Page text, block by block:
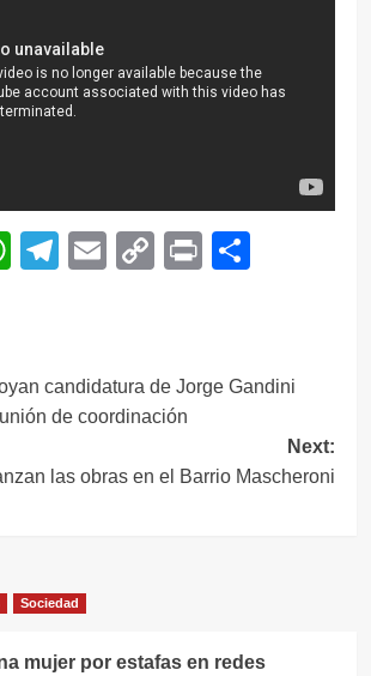
WhatsApp
Telegram
EmailCopy
Print
candidatura de Jorge Gandini
de coordinación
Next:
las obras en el Barrio Mascheroni
Sociedad
mujer por estafas en redes